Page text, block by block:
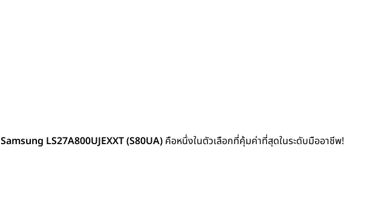
Samsung LS27A800UJEXXT (S80UA) คือหนึ่งในตัวเลือกที่คุ้มค่าที่สุดในระดับมืออาชีพ!